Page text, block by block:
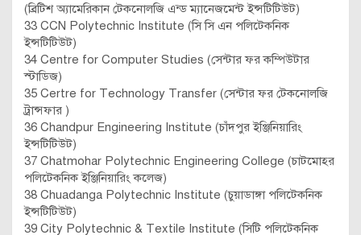
(ব্রিটিশ অ্যামেরিকান টেকনোলজি এন্ড ম্যানেজমেন্ট ইন্সটিটিউট)
33 CCN Polytechnic Institute (সি সি এন পলিটেকনিক
ইন্সটিটিউট)
34 Centre for Computer Studies (সেন্টার ফর কম্পিউটার
স্টাডিজ)
35 Certre for Technology Transfer (সেন্টার ফর টেকনোলজি
ট্রান্সফার )
36 Chandpur Engineering Institute (চাঁদপুর ইঞ্জিনিয়ারিং
ইন্সটিটিউট)
37 Chatmohar Polytechnic Engineering College (চাটমোহর
পলিটেকনিক ইঞ্জিনিয়ারিং কলেজ)
38 Chuadanga Polytechnic Institute (চুয়াডাঙ্গা পলিটেকনিক
ইন্সটিটিউট)
39 City Polytechnic & Textile Institute (সিটি পলিটেকনিক